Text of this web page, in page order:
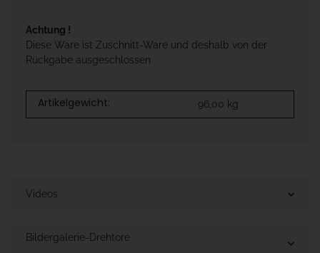
Achtung !
Diese Ware ist Zuschnitt-Ware und deshalb von der
Rückgabe ausgeschlossen
Artikelgewicht: 96,00 kg
Videos
Bildergalerie-Drehtore